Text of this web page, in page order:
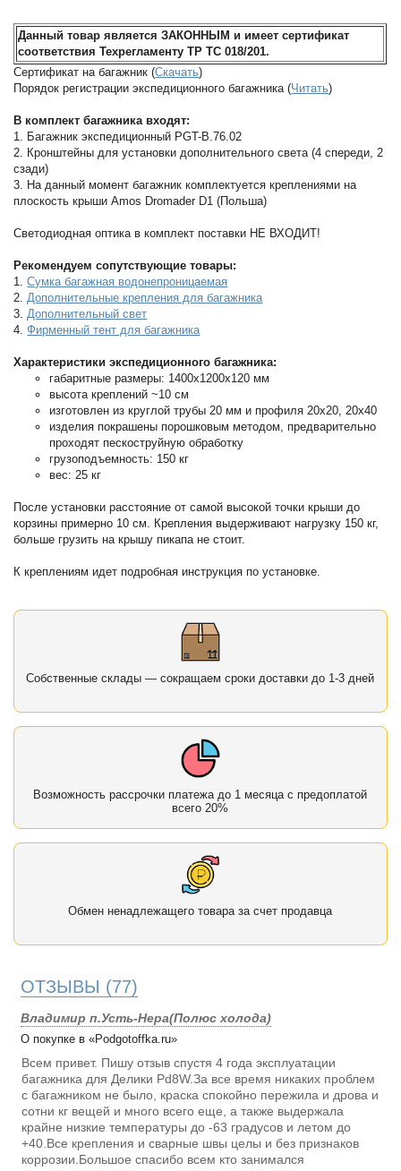
Данный товар является ЗАКОННЫМ и имеет сертификат
соответствия Техрегламенту ТР ТС 018/201.
Сертификат на багажник (Скачать)
Порядок регистрации экспедиционного багажника (Читать)
В комплект багажника входят:
1. Багажник экспедиционный PGT-B.76.02
2. Кронштейны для установки дополнительного света (4 спереди, 2
сзади)
3. На данный момент багажник комплектуется креплениями на
плоскость крыши Amos Dromader D1 (Польша)
Светодиодная оптика в комплект поставки НЕ ВХОДИТ!
Рекомендуем сопутствующие товары:
1.Сумка багажная водонепроницаемая
2. Дополнительные крепления для багажника
3. Дополнительный свет
4.Фирменный тент для багажника
Характеристики экспедиционного багажника:
габаритные размеры: 1400х1200x120 мм
высота креплений ~10 cм
изготовлен из круглой трубы 20 мм и профиля 20х20, 20х40
изделия покрашены порошковым методом, предварительно
проходят пескоструйную обработку
грузоподъемность: 150 кг
вес: 25 кг
После установки расстояние от самой высокой точки крыши до
корзины примерно 10 см. Крепления выдерживают нагрузку 150 кг,
больше грузить на крышу пикапа не стоит.
К креплениям идет подробная инструкция по установке.
Собственные склады — сокращаем сроки доставки до 1-3 дней
Возможность рассрочки платежа до 1 месяца с предоплатой
всего 20%
Обмен ненадлежащего товара за счет продавца
ОТЗЫВЫ (77)
Владимир п.Усть-Нера(Полюс холода)
О покупке в «Podgotoffka.ru»
Всем привет. Пишу отзыв спустя 4 года эксплуатации
багажника для Делики Pd8W.За все время никаких проблем
с багажником не было, краска спокойно пережила и дрова и
сотни кг вещей и много всего еще, а также выдержала
крайне низкие температуры до -63 градусов и летом до
+40.Все крепления и сварные швы целы и без признаков
коррозии.Большое спасибо всем кто занимался